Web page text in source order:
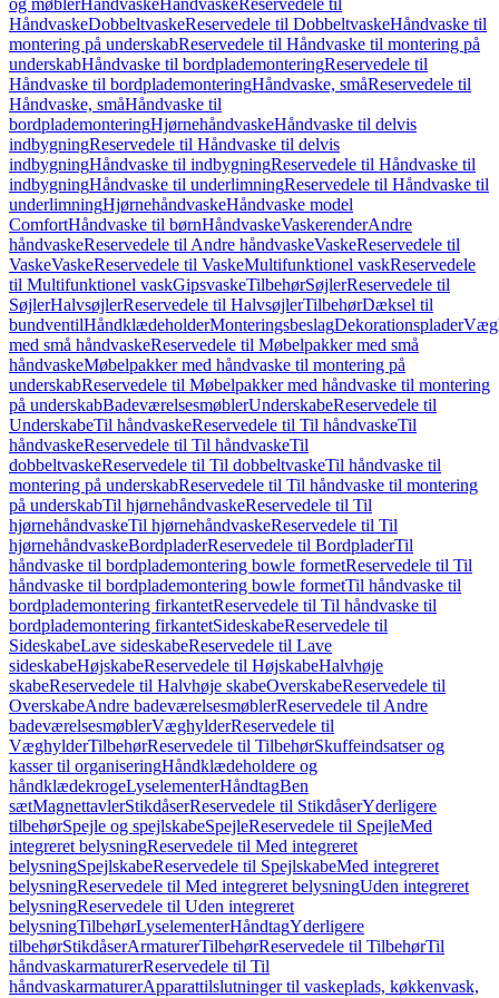
og møblerHåndvaskeHåndvaskeReservedele til
HåndvaskeDobbeltvaskeReservedele til DobbeltvaskeHåndvaske til
montering på underskabReservedele til Håndvaske til montering på
underskabHåndvaske til bordplademonteringReservedele til
Håndvaske til bordplademonteringHåndvaske, småReservedele til
Håndvaske, småHåndvaske til
bordplademonteringHjørnehåndvaskeHåndvaske til delvis
indbygningReservedele til Håndvaske til delvis
indbygningHåndvaske til indbygningReservedele til Håndvaske til
indbygningHåndvaske til underlimningReservedele til Håndvaske til
underlimningHjørnehåndvaskeHåndvaske model
ComfortHåndvaske til børnHåndvaskeVaskerenderAndre
håndvaskeReservedele til Andre håndvaskeVaskeReservedele til
VaskeVaskeReservedele til VaskeMultifunktionel vaskReservedele
til Multifunktionel vaskGipsvaskeTilbehørSøjlerReservedele til
SøjlerHalvsøjlerReservedele til HalvsøjlerTilbehørDæksel til
bundventilHåndklædeholderMonteringsbeslagDekorationsplader
med små håndvaskeReservedele til Møbelpakker med små
håndvaskeMøbelpakker med håndvaske til montering på
underskabReservedele til Møbelpakker med håndvaske til montering
på underskabBadeværelsesmøblerUnderskabeReservedele til
UnderskabeTil håndvaskeReservedele til Til håndvaskeTil
håndvaskeReservedele til Til håndvaskeTil
dobbeltvaskeReservedele til Til dobbeltvaskeTil håndvaske til
montering på underskabReservedele til Til håndvaske til montering
på underskabTil hjørnehåndvaskeReservedele til Til
hjørnehåndvaskeTil hjørnehåndvaskeReservedele til Til
hjørnehåndvaskeBordpladerReservedele til BordpladerTil
håndvaske til bordplademontering bowle formetReservedele til Til
håndvaske til bordplademontering bowle formetTil håndvaske til
bordplademontering firkantetReservedele til Til håndvaske til
bordplademontering firkantetSideskabeReservedele til
SideskabeLave sideskabeReservedele til Lave
sideskabeHøjskabeReservedele til HøjskabeHalvhøje
skabeReservedele til Halvhøje skabeOverskabeReservedele til
OverskabeAndre badeværelsesmøblerReservedele til Andre
badeværelsesmøblerVæghylderReservedele til
VæghylderTilbehørReservedele til TilbehørSkuffeindsatser og
kasser til organiseringHåndklædeholdere og
håndklædekrogeLyselementerHåndtagBen
sætMagnettavlerStikdåserReservedele til StikdåserYderligere
tilbehørSpejle og spejlskabeSpejleReservedele til SpejleMed
integreret belysningReservedele til Med integreret
belysningSpejlskabeReservedele til SpejlskabeMed integreret
belysningReservedele til Med integreret belysningUden integreret
belysningReservedele til Uden integreret
belysningTilbehørLyselementerHåndtagYderligere
tilbehørStikdåserArmaturerTilbehørReservedele til TilbehørTil
håndvaskarmaturerReservedele til Til
håndvaskarmaturerApparattilslutninger til vaskeplads, køkkenvask,